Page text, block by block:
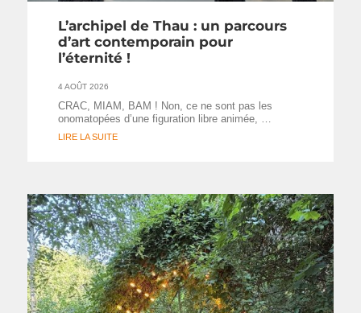
L’archipel de Thau : un parcours
d’art contemporain pour
l’éternité !
4 AOÛT 2026
CRAC, MIAM, BAM ! Non, ce ne sont pas les
onomatopées d’une figuration libre animée, …
LIRE LA SUITE